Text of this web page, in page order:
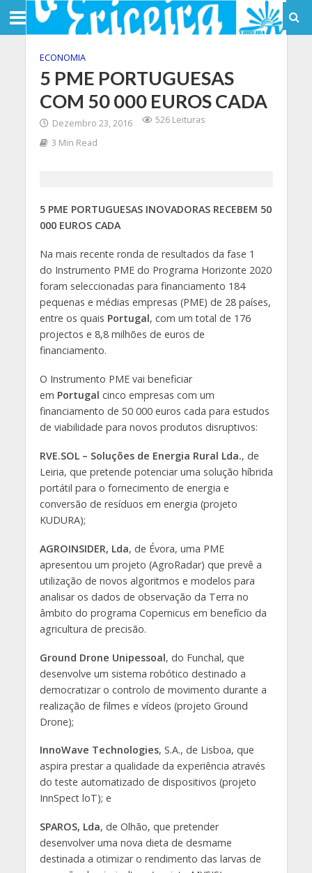
ECONOMIA
5 PME PORTUGUESAS
COM 50 000 EUROS CADA
Dezembro 23, 2016
526 Leituras
3 Min Read
5 PME PORTUGUESAS INOVADORAS RECEBEM 50
000 EUROS CADA
Na mais recente ronda de resultados da fase 1
do Instrumento PME do Programa Horizonte 2020
foram seleccionadas para financiamento 184
pequenas e médias empresas (PME) de 28 países,
entre os quais Portugal, com um total de 176
projectos e 8,8 milhões de euros de
financiamento.
O Instrumento PME vai beneficiar
em Portugal cinco empresas com um
financiamento de 50 000 euros cada para estudos
de viabilidade para novos produtos disruptivos:
RVE.SOL – Soluções de Energia Rural Lda., de
Leiria, que pretende potenciar uma solução híbrida
portátil para o fornecimento de energia e
conversão de resíduos em energia (projeto
KUDURA);
AGROINSIDER, Lda, de Évora, uma PME
apresentou um projeto (AgroRadar) que prevê a
utilização de novos algoritmos e modelos para
analisar os dados de observação da Terra no
âmbito do programa Copernicus em benefício da
agricultura de precisão.
Ground Drone Unipessoal, do Funchal, que
desenvolve um sistema robótico destinado a
democratizar o controlo de movimento durante a
realização de filmes e vídeos (projeto Ground
Drone);
InnoWave Technologies, S.A., de Lisboa, que
aspira prestar a qualidade da experiência através
do teste automatizado de dispositivos (projeto
InnSpect loT); e
SPAROS, Lda, de Olhão, que pretender
desenvolver uma nova dieta de desmame
destinada a otimizar o rendimento das larvas de